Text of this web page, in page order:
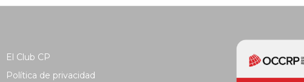
El Club CP
Política de privacidad